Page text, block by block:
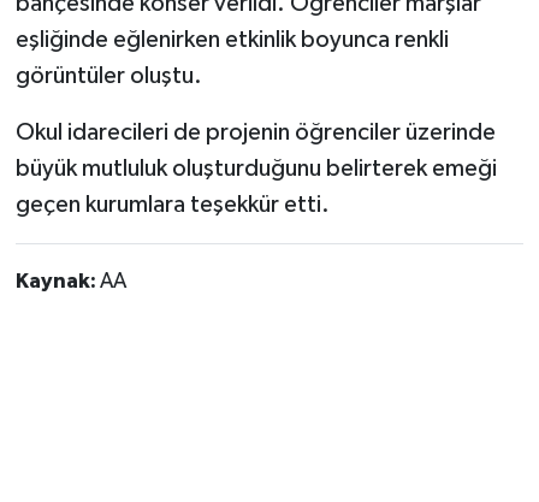
eşliğinde eğlenirken etkinlik boyunca renkli
görüntüler oluştu.
Okul idarecileri de projenin öğrenciler üzerinde
büyük mutluluk oluşturduğunu belirterek emeği
geçen kurumlara teşekkür etti.
Kaynak: AA